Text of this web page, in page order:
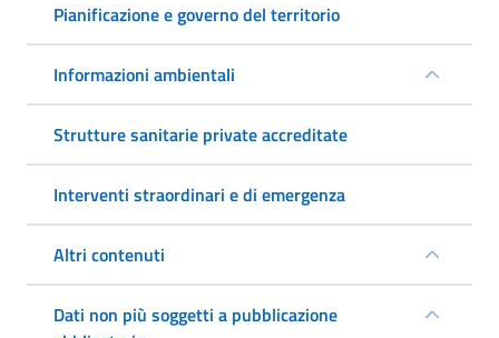
Pianificazione e governo del territorio
Informazioni ambientali
Strutture sanitarie private accreditate
Interventi straordinari e di emergenza
Altri contenuti
Dati non più soggetti a pubblicazione